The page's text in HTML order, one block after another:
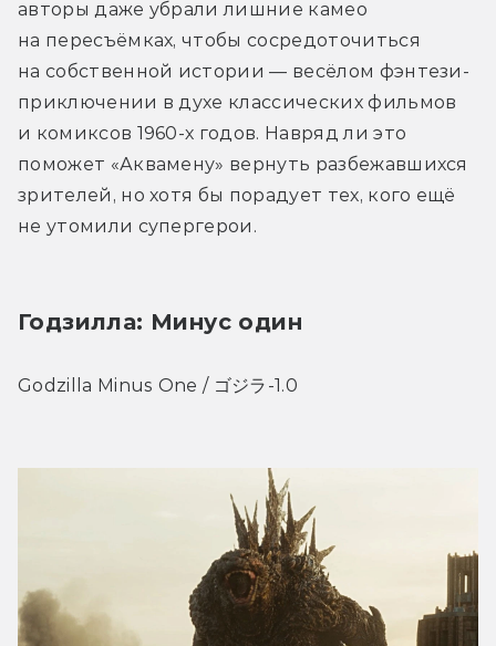
авторы даже убрали лишние камео
на пересъёмках, чтобы сосредоточиться
на собственной истории — весёлом фэнтези-
приключении в духе классических фильмов
и комиксов 1960-х годов. Навряд ли это
поможет «Аквамену» вернуть разбежавшихся
зрителей, но хотя бы порадует тех, кого ещё
не утомили супергерои.
Годзилла: Минус один
Godzilla Minus One / ゴジラ-1.0